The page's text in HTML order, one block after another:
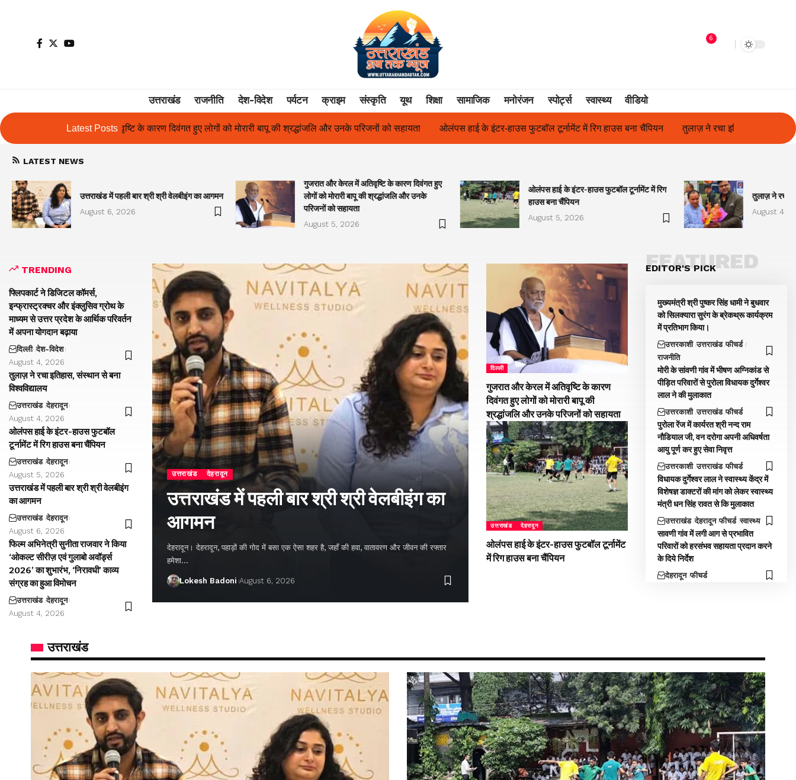
6
उत्तराखंड राजनीति देश-विदेश पर्यटन क्राइम संस्कृति यूथ शिक्षा सामाजिक मनोरंजन स्पोर्ट्स स्वास्थ्य वीडियो
Latest Posts
दिवंगत हुए लोगों को मोरारी बापू की श्रद्धांजलि और उनके परिजनों को सहायता ओलंपस हाई के इंटर-हाउस फुटबॉल टूर्नामेंट में रिग हाउस बना चैंपियन तुलाज़ ने रचा इतिहास, संस्थान से बना विश्वविद्यालय फिल्म अभिनेत्री
LATEST NEWS
उत्तराखंड में पहली बार श्री श्री वेलबीइंग का आगमन
August 6, 2026
गुजरात और केरल में अतिवृष्टि के कारण दिवंगत हुए
लोगों को मोरारी बापू की श्रद्धांजलि और उनके
परिजनों को सहायता
August 5, 2026
ओलंपस हाई के इंटर-हाउस फुटबॉल टूर्नामेंट में रिग
हाउस बना चैंपियन
August 5, 2026
तुलाज़ ने रचा
August 4,
TRENDING
फ्लिपकार्ट ने डिजिटल कॉमर्स,
इन्फ्रास्ट्रक्चर और इंक्लुसिव ग्रोथ के
माध्यम से उत्तर प्रदेश के आर्थिक परिवर्तन
में अपना योगदान बढ़ाया
दिल्ली देश-विदेश
August 4, 2026
तुलाज़ ने रचा इतिहास, संस्थान से बना
विश्वविद्यालय
उत्तराखंड देहरादून
August 4, 2026
ओलंपस हाई के इंटर-हाउस फुटबॉल
टूर्नामेंट में रिग हाउस बना चैंपियन
उत्तराखंड देहरादून
August 5, 2026
उत्तराखंड में पहली बार श्री श्री वेलबीइंग
का आगमन
उत्तराखंड देहरादून
August 6, 2026
फिल्म अभिनेत्री सुनीता राजवार ने किया
‘ओकल्ट सीरीज़ एवं गुलाबो अवॉर्ड्स
2026’ का शुभारंभ, ‘निरावधी’ काव्य
संग्रह का हुआ विमोचन
उत्तराखंड देहरादून
August 4, 2026
उत्तराखंड देहरादून
उत्तराखंड में पहली बार श्री श्री वेलबीइंग का
आगमन
देहरादून। देहरादून, पहाड़ों की गोद में बसा एक ऐसा शहर है, जहाँ की हवा, वातावरण और जीवन की रफ्तार
हमेशा…
Lokesh Badoni August 6, 2026
दिल्ली
गुजरात और केरल में अतिवृष्टि के कारण
दिवंगत हुए लोगों को मोरारी बापू की
श्रद्धांजलि और उनके परिजनों को सहायता
उत्तराखंड देहरादून
ओलंपस हाई के इंटर-हाउस फुटबॉल टूर्नामेंट
में रिग हाउस बना चैंपियन
EDITOR'S PICK
FEATURED
मुख्यमंत्री श्री पुष्कर सिंह धामी ने बुधवार
को सिलक्यारा सुरंग के ब्रेकथ्रू कार्यक्रम
में प्रतिभाग किया।
उत्तरकाशी उत्तराखंड फीचर्ड
राजनीति
मोरी के सांवणी गांव में भीषण अग्निकांड से
पीड़ित परिवारों से पुरोला विधायक दुर्गेश्वर
लाल ने की मुलाकात
उत्तरकाशी उत्तराखंड फीचर्ड
पुरोला रेंज में कार्यरत श्री नन्द राम
नौडियाल जी, वन दरोगा अपनी अधिवर्षता
आयु पूर्ण कर हुए सेवा निवृत्त
उत्तरकाशी उत्तराखंड फीचर्ड
विधायक दुर्गेश्वर लाल ने स्वास्थ्य केंद्र में
विशेषज्ञ डाक्टरों की मांग को लेकर स्वास्थ्य
मंत्री धन सिंह रावत से कि मुलाकात
उत्तराखंड देहरादून फीचर्ड स्वास्थ्य
सावणी गांव में लगी आग से प्रभावित
परिवारों को हरसंभव सहायता प्रदान करने
के दिये निर्देश
देहरादून फीचर्ड
उत्तराखंड